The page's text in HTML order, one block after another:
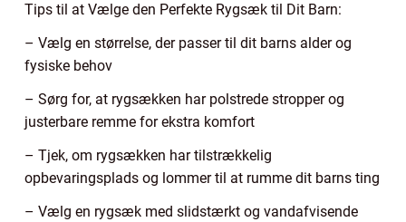
Tips til at Vælge den Perfekte Rygsæk til Dit Barn:
– Vælg en størrelse, der passer til dit barns alder og
fysiske behov
– Sørg for, at rygsækken har polstrede stropper og
justerbare remme for ekstra komfort
– Tjek, om rygsækken har tilstrækkelig
opbevaringsplads og lommer til at rumme dit barns ting
– Vælg en rygsæk med slidstærkt og vandafvisende